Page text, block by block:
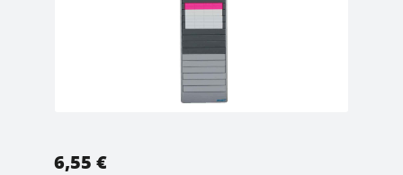
Regulärer Preis:
6,55 €